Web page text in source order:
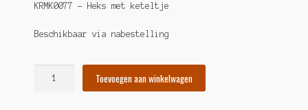
KRMK0077 – Heks met keteltje
Beschikbaar via nabestelling
Toevoegen aan winkelwagen